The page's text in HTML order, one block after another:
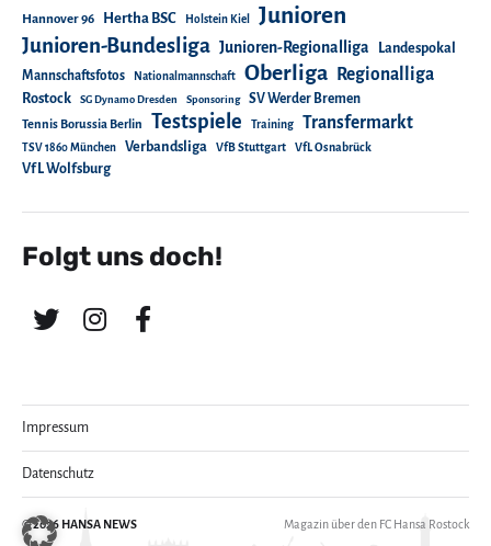
Hannover 96 Hertha BSC Holstein Kiel Junioren
Junioren-Bundesliga Junioren-Regionalliga
Landespokal
Mannschaftsfotos
Nationalmannschaft Oberliga Regionalliga
Rostock SG Dynamo Dresden Sponsoring SV Werder Bremen
Tennis Borussia Berlin Testspiele Training Transfermarkt
TSV 1860 München Verbandsliga VfB Stuttgart VfL Osnabrück
VfL Wolfsburg
Folgt uns doch!
Impressum
Datenschutz
© 2026 HANSA NEWS Magazin über den FC Hansa Rostock